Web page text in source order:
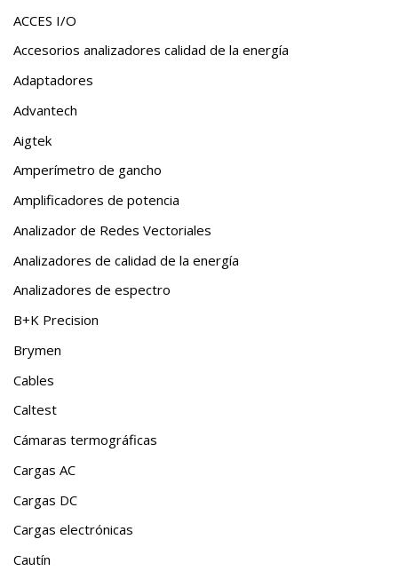
ACCES I/O
Accesorios analizadores calidad de la energía
Adaptadores
Advantech
Aigtek
Amperímetro de gancho
Amplificadores de potencia
Analizador de Redes Vectoriales
Analizadores de calidad de la energía
Analizadores de espectro
B+K Precision
Brymen
Cables
Caltest
Cámaras termográficas
Cargas AC
Cargas DC
Cargas electrónicas
Cautín